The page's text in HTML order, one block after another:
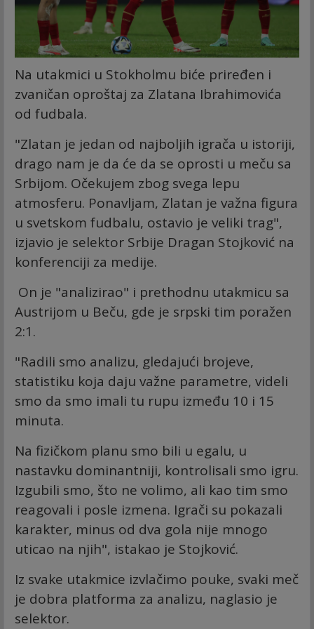
Na utakmici u Stokholmu biće priređen i
zvaničan oproštaj za Zlatana Ibrahimovića
od fudbala.
"Zlatan je jedan od najboljih igrača u istoriji,
drago nam je da će da se oprosti u meču sa
Srbijom. Očekujem zbog svega lepu
atmosferu. Ponavljam, Zlatan je važna figura
u svetskom fudbalu, ostavio je veliki trag",
izjavio je selektor Srbije Dragan Stojković na
konferenciji za medije.
On je "analizirao" i prethodnu utakmicu sa
Austrijom u Beču, gde je srpski tim poražen
2:1.
"Radili smo analizu, gledajući brojeve,
statistiku koja daju važne parametre, videli
smo da smo imali tu rupu između 10 i 15
minuta.
Na fizičkom planu smo bili u egalu, u
nastavku dominantniji, kontrolisali smo igru.
Izgubili smo, što ne volimo, ali kao tim smo
reagovali i posle izmena. Igrači su pokazali
karakter, minus od dva gola nije mnogo
uticao na njih", istakao je Stojković.
Iz svake utakmice izvlačimo pouke, svaki meč
je dobra platforma za analizu, naglasio je
selektor.